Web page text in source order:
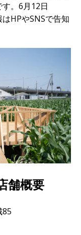
。6月12日
HPやSNSで告知
舗概要